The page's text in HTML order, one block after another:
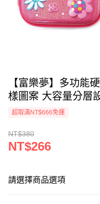
【富樂夢】多功能
樣圖案 大容量分層
超取滿NT$666免運
NT$380
NT$266
請選擇商品選項